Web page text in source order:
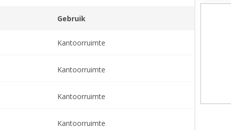
Gebruik
Kantoorruimte
Kantoorruimte
Kantoorruimte
Kantoorruimte